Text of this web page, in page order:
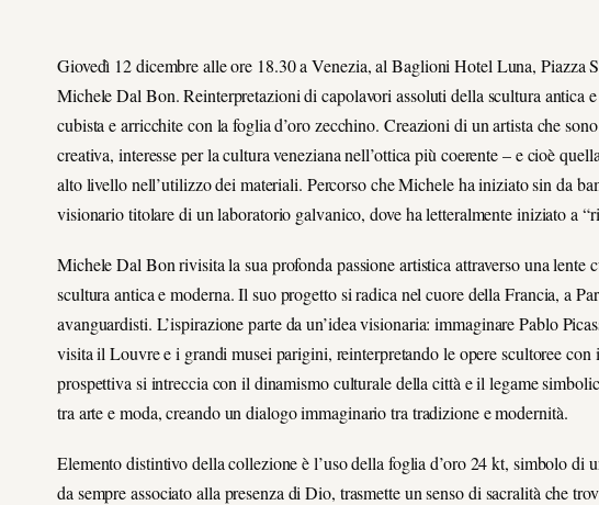
Giovedì 12 dicembre alle ore 18.30 a Venezia, al Baglioni Hotel Luna, Piazza
Michele Dal Bon. Reinterpretazioni di capolavori assoluti della scultura antica
cubista e arricchite con la foglia d’oro zecchino. Creazioni di un artista che
creativa, interesse per la cultura veneziana nell’ottica più coerente – e cioè
alto livello nell’utilizzo dei materiali. Percorso che Michele ha iniziato sin da
visionario titolare di un laboratorio galvanico, dove ha letteralmente iniziato a
Michele Dal Bon rivisita la sua profonda passione artistica attraverso una lente
scultura antica e moderna. Il suo progetto si radica nel cuore della Francia, a
avanguardisti. L’ispirazione parte da un’idea visionaria: immaginare Pablo
visita il Louvre e i grandi musei parigini, reinterpretando le opere scultoree
prospettiva si intreccia con il dinamismo culturale della città e il legame
tra arte e moda, creando un dialogo immaginario tra tradizione e modernità.
Elemento distintivo della collezione è l’uso della foglia d’oro 24 kt, simbolo di
da sempre associato alla presenza di Dio, trasmette un senso di sacralità che